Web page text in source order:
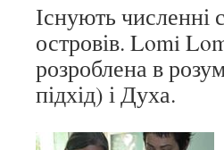
Існують численні
островів. Lomi
розроблена в
підхід) і Духа.